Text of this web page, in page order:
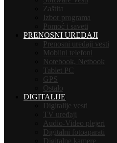
Zaštita
Izbor programa
Pomoć i saveti
PRENOSNI UREĐAJI
Prenosni uređaji vesti
Mobilni telefoni
Notebook, Netbook
Tablet PC
GPS
Ostalo
DIGITALIJE
Digitalije vesti
TV uređaji
Audio-Video plejeri
Digitalni fotoaparati
Digitalne kamere